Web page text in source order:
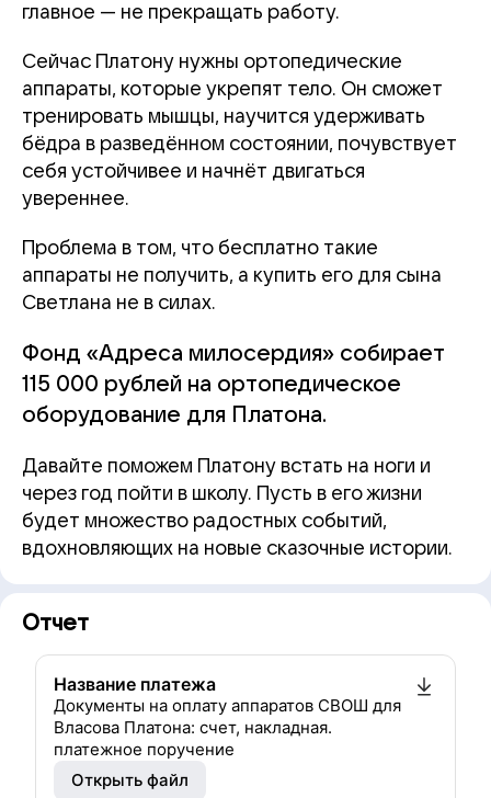
главное — не прекращать работу.
Сейчас Платону нужны ортопедические
аппараты, которые укрепят тело. Он сможет
тренировать мышцы, научится удерживать
бёдра в разведённом состоянии, почувствует
себя устойчивее и начнёт двигаться
увереннее.
Проблема в том, что бесплатно такие
аппараты не получить, а купить его для сына
Светлана не в силах.
Фонд «Адреса милосердия» собирает
115 000 рублей на ортопедическое
оборудование для Платона.
Давайте поможем Платону встать на ноги и
через год пойти в школу. Пусть в его жизни
будет множество радостных событий,
вдохновляющих на новые сказочные истории.
Отчет
Название платежа
Документы на оплату аппаратов СВОШ для
Власова Платона: счет, накладная.
платежное поручение
Открыть файл